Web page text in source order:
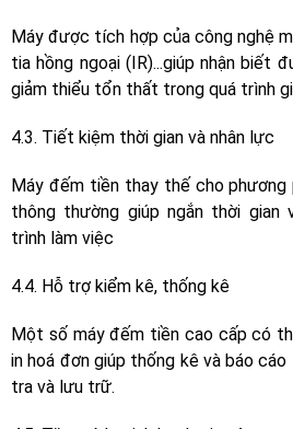
Máy được tích hợp của công nghệ
tia hồng ngoại (IR)...giúp nhận biết
giảm thiểu tổn thất trong quá trình
4.3. Tiết kiệm thời gian và nhân lực
Máy đếm tiền thay thế cho
thông thường giúp ngắn thời gian
trình làm việc
4.4. Hỗ trợ kiểm kê, thống kê
Một số máy đếm tiền cao cấp có
in hoá đơn giúp thống kê và báo
tra và lưu trữ.